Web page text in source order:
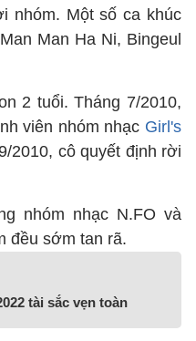
nhóm. Một số ca khúc
Man Ha Ni, Bingeul
2 tuổi. Tháng 7/2010,
viên nhóm nhạc Girl's
2010, cô quyết định rời
nhóm nhạc N.FO và
đều sớm tan rã.
tài sắc vẹn toàn